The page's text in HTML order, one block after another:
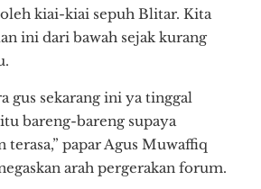
kiai-kiai sepuh Blitar. Kita
ini dari bawah sejak kurang
gus sekarang ini ya tinggal
bareng-bareng supaya
terasa,” papar Agus Muwaffiq
arah pergerakan forum.